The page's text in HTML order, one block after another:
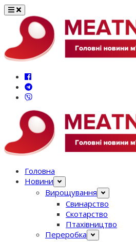
Перейти
вмісту
Головна
Новини
Вирощування
Свинарство
Скотарство
Птахівництво
Переробка